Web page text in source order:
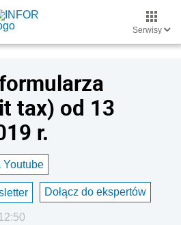
Serwisy
tax) od 13
r.
Youtube
Dołącz do ekspertów